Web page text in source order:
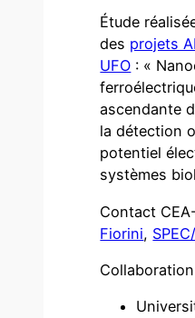
Étude
des projets
UFO : «
ascendante
la détection
potentiel
systèmes
Contact
Fiorini,